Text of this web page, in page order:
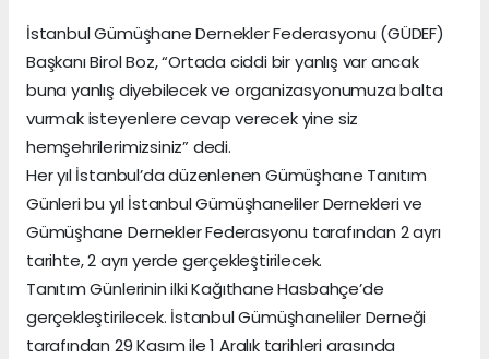
İstanbul Gümüşhane Dernekler Federasyonu (GÜDEF)
Başkanı Birol Boz, “Ortada ciddi bir yanlış var ancak
buna yanlış diyebilecek ve organizasyonumuza balta
vurmak isteyenlere cevap verecek yine siz
hemşehrilerimizsiniz” dedi.
Her yıl İstanbul’da düzenlenen Gümüşhane Tanıtım
Günleri bu yıl İstanbul Gümüşhaneliler Dernekleri ve
Gümüşhane Dernekler Federasyonu tarafından 2 ayrı
tarihte, 2 ayrı yerde gerçekleştirilecek.
Tanıtım Günlerinin ilki Kağıthane Hasbahçe’de
gerçekleştirilecek. İstanbul Gümüşhaneliler Derneği
tarafından 29 Kasım ile 1 Aralık tarihleri arasında